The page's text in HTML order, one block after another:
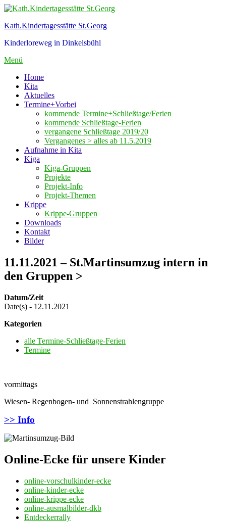
Zum
springen
Kath.Kindertagesstätte St.Georg
Kinderloreweg in Dinkelsbühl
Menü
Home
Kita
Aktuelles
Termine+Vorbei
kommende Termine+Schließtage/Ferien
kommende Schließtage-Ferien
vergangene Schließtage 2019/20
Vergangenes > alles ab 11.5.2019
Aufnahme in Kita
Kiga
Kiga-Gruppen
Projekte
Projekt-Info
Projekt-Themen
Krippe
Krippe-Gruppen
Downloads
Kontakt
Bilder
11.11.2021 – St.Martinsumzug intern in
den Gruppen >
Datum/Zeit
Date(s) - 12.11.2021
Kategorien
alle Termine-Schließtage-Ferien
Termine
vormittags
Wiesen- Regenbogen- und Sonnenstrahlengruppe
>> Info
Online-Ecke für unsere Kinder
online-vorschulkinder-ecke
online-kinder-ecke
online-krippe-ecke
online-ausmalbilder-dkb
Entdeckerrally